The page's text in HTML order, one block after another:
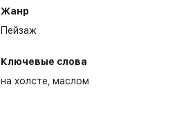
Жанр
Пейзаж
Ключевые слова
на холсте маслом